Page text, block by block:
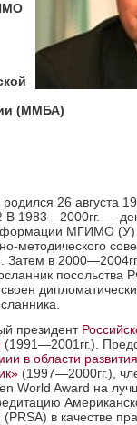
(ММБА)
26 августа
В 1983—2000гг. —
МГИМО
методического
Затем в
посольства
президент
(1991—2001 гг.).
в области
(1997—2000гг.),
World Award на
(PRSA) в качестве